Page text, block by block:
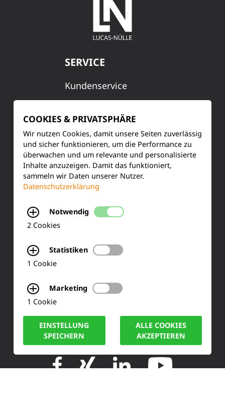
SERVICE
Kundenservice
Training & Schulung
Ihre Meinung
FAQ
KONTAKT
Tel.: +49 (0) 2273-567 0
info@lucas-nuelle.de
COOKIES & PRIVATSPHÄRE
Wir nutzen Cookies, damit unsere Seiten zuverlässig
und sicher funktionieren, um die Performance zu
überwachen und um relevante und personalisierte
Inhalte anzuzeigen. Damit das funktioniert,
sammeln wir Daten unserer Nutzer.
Datenschutzerklärung
Notwendig
2 Cookies
Statistiken
1 Cookie
Marketing
1 Cookie
EINSTELLUNG
SPEICHERN
ALLE COOKIES
AKZEPTIEREN